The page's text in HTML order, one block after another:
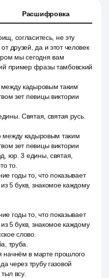
Расшифровка
согласитесь, не эту
друзей, да и этот человек
мы сегодня вам
пример фразы тамбовский
между кадыровым таким
зет певицы виктории
Святая, святая русь.
между кадыровым таким
зет певицы виктории
юр. 3 едины, святая,
то.
годы то, что показывает
5 букв, знакомое каждому
годы то, что показывает
5 букв, знакомое каждому
слово.
труба.
начнём в марте прошлого
через трубу газовой
всу.